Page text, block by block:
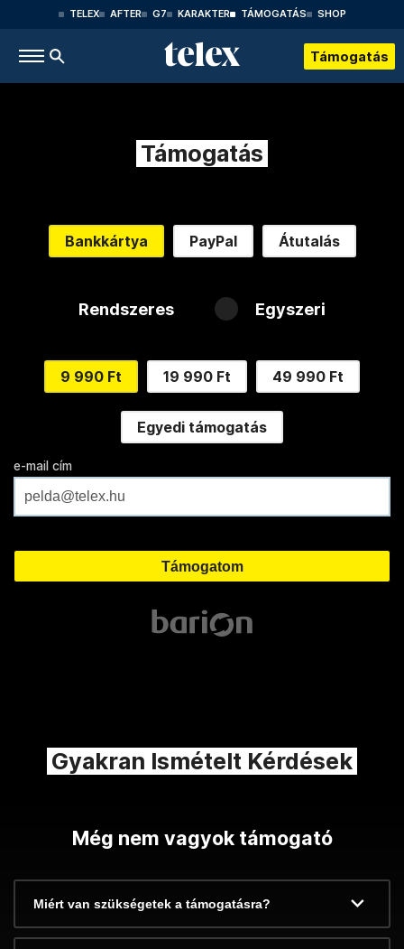
TELEX AFTER G7 KARAKTER TÁMOGATÁS SHOP
Támogatás
Támogatás
Bankkártya PayPal Átutalás
Rendszeres Egyszeri
9 990 Ft 19 990 Ft 49 990 Ft
Egyedi támogatás
e-mail cím
Gyakran Ismételt Kérdések
Még nem vagyok támogató
Miért van szükségetek a támogatásra?